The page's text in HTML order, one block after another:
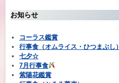
お知らせ
コーラス鑑賞
行事食（オムライス・ひつまぶし）
七夕☆
7月行事食
紫陽花鑑賞